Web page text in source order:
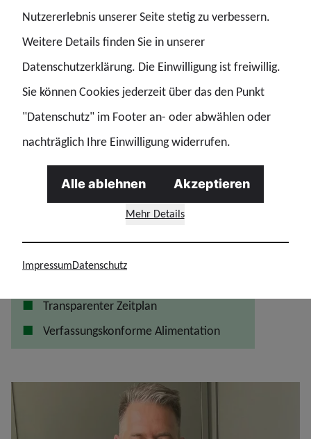
Verfassungsrechtliche Pflichten bleiben
Andere Länder arbeiten bereits an der
amtsangemessenen Alimentation. Hamburg
nicht. „Hamburg hat bis heute nicht einmal die
amtsangemessene Alimentation verfassungskonform
geregelt. Andere Länder handeln, Hamburg diskutiert“, so
Transparenter Zeitplan
Verfassungskonforme Alimentation
Nutzererlebnis unserer Seite stetig zu verbessern.
Weitere Details finden Sie in unserer
Datenschutzerklärung. Die Einwilligung ist freiwillig.
Sie können Cookies jederzeit über das den Punkt
"Datenschutz" im Footer an- oder abwählen oder
nachträglich Ihre Einwilligung widerrufen.
Mehr Details
Alle ablehnen Akzeptieren
ImpressumDatenschutz